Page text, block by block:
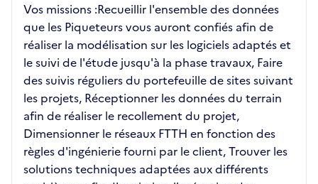
Vos missions :Recueillir l'ensemble des données
que les Piqueteurs vous auront confiés afin de
réaliser la modélisation sur les logiciels adaptés et
le suivi de l'étude jusqu'à la phase travaux, Faire
des suivis réguliers du portefeuille de sites suivant
les projets, Réceptionner les données du terrain
afin de réaliser le recollement du projet,
Dimensionner le réseaux FTTH en fonction des
règles d'ingénierie fourni par le client, Trouver les
solutions techniques adaptées aux différents